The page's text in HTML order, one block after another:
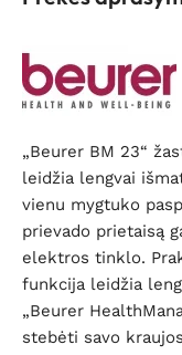
„Beurer BM 23“
leidžia lengvai
vienu mygtuko
prievado prietaisą
elektros tinklo.
funkcija leidžia
„Beurer
stebėti savo